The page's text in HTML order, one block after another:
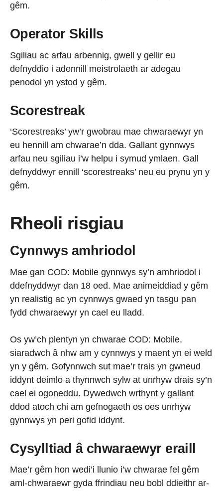
gêm.
Operator Skills
Sgiliau ac arfau arbennig, gwell y gellir eu
defnyddio i adennill meistrolaeth ar adegau
penodol yn ystod y gêm.
Scorestreak
‘Scorestreaks’ yw’r gwobrau mae chwaraewyr yn
eu hennill am chwarae’n dda. Gallant gynnwys
arfau neu sgiliau i’w helpu i symud ymlaen. Gall
defnyddwyr ennill ‘scorestreaks’ neu eu prynu yn y
gêm.
Rheoli risgiau
Cynnwys amhriodol
Mae gan COD: Mobile gynnwys sy’n amhriodol i
ddefnyddwyr dan 18 oed. Mae animeiddiad y gêm
yn realistig ac yn cynnwys gwaed yn tasgu pan
fydd chwaraewyr yn cael eu lladd.
Os yw’ch plentyn yn chwarae COD: Mobile,
siaradwch â nhw am y cynnwys y maent yn ei weld
yn y gêm. Gofynnwch sut mae’r trais yn gwneud
iddynt deimlo a thynnwch sylw at unrhyw drais sy’n
cael ei ogoneddu. Dywedwch wrthynt y gallant
ddod atoch chi am gefnogaeth os oes unrhyw
gynnwys yn peri gofid iddynt.
Cysylltiad â chwaraewyr eraill
Mae’r gêm hon wedi’i llunio i’w chwarae fel gêm
aml-chwaraewr gyda ffrindiau neu bobl ddieithr ar-